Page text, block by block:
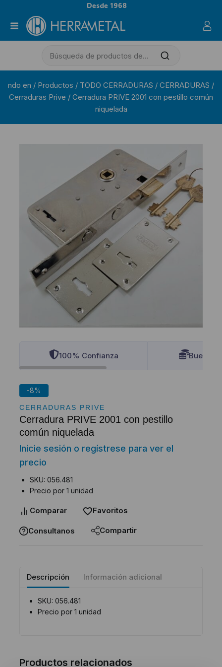
Desde 1968
ndo en / Productos / TODO CERRADURAS / CERRADURAS /
Cerraduras Prive / Cerradura PRIVE 2001 con pestillo común
niquelada
100% Confianza Buenos
-8%
CERRADURAS PRIVE
Cerradura PRIVE 2001 con pestillo
común niquelada
Inicie sesión o regístrese para ver el
precio
SKU: 056.481
Precio por 1 unidad
Comparar Favoritos
Consultanos Compartir
Descripción Información adicional
SKU: 056.481
Precio por 1 unidad
Productos relacionados